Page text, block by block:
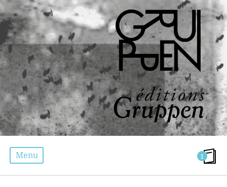
Menu 1
L’INTELLIGENCE DES LIMITES